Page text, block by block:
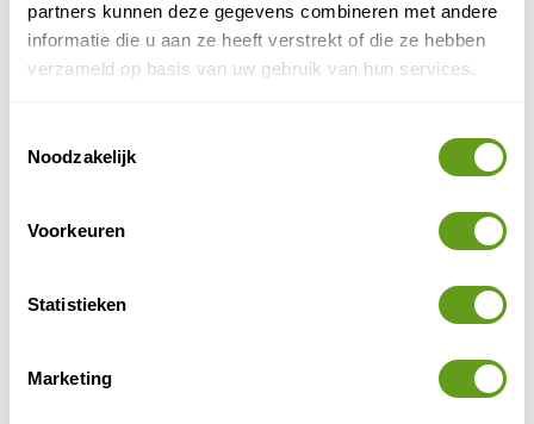
partners kunnen deze gegevens combineren met andere
informatie die u aan ze heeft verstrekt of die ze hebben
verzameld op basis van uw gebruik van hun services.
Noodzakelijk
Voorkeuren
Statistieken
Marketing
Doe inspiratie op en zoek je zonvakantie naar een ver
land via het zoekvenster hierboven.
ANWB - Familierondreizen door Thailand
voor gezinnen. Zowel privé als in groep en in
Alle last minutes